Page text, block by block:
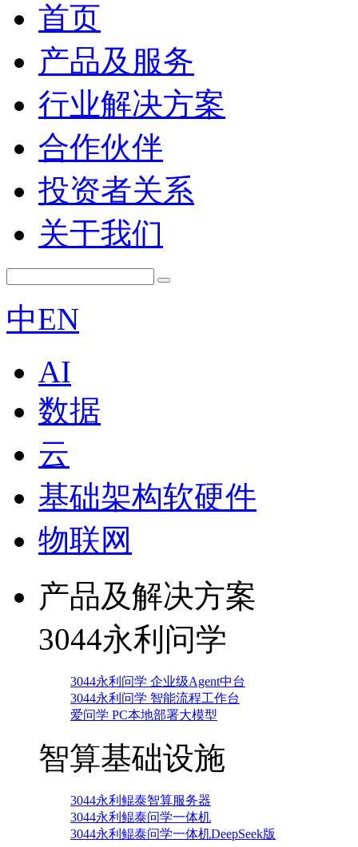
首页
产品及服务
行业解决方案
合作伙伴
投资者关系
关于我们
中EN
AI
数据
云
基础架构软硬件
物联网
产品及解决方案
3044永利问学
3044永利问学 企业级Agent中台
3044永利问学 智能流程工作台
爱问学 PC本地部署大模型
智算基础设施
3044永利鲲泰智算服务器
3044永利鲲泰问学一体机
3044永利鲲泰问学一体机DeepSeek版